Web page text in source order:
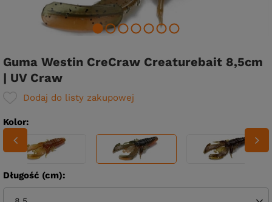
Guma Westin CreCraw Creaturebait 8,5cm
| UV Craw
Dodaj do listy zakupowej
Kolor
Długość (cm)